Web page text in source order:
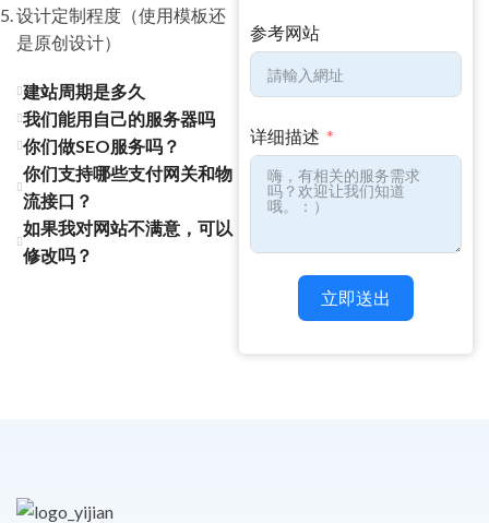
设计定制程度（使用模板还
是原创设计）
建站周期是多久
我们能用自己的服务器吗
你们做SEO服务吗？
你们支持哪些支付网关和物
流接口？
如果我对网站不满意，可以
修改吗？
参考网站
详细描述
立即送出